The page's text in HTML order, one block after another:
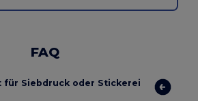
FAQ
für Siebdruck oder Stickerei